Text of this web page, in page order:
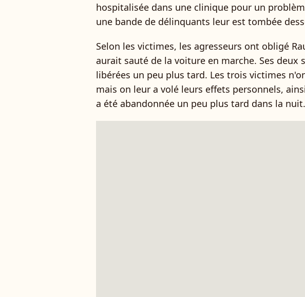
hospitalisée dans une clinique pour un
une bande de délinquants leur est tombée
Selon les victimes, les agresseurs ont obligé
aurait sauté de la voiture en marche. Ses deux
libérées un peu plus tard. Les trois victimes
mais on leur a volé leurs effets personnels,
a été abandonnée un peu plus tard dans la nuit.